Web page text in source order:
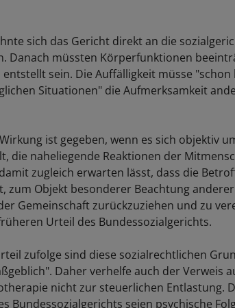
sich das Gericht direkt an die
Danach müssten Körperfunktionen
sein. Die Auffälligkeit müsse
Situationen" die Aufmerksamkeit
ist gegeben, wenn es sich objektiv
die naheliegende Reaktionen der
zugleich erwarten lässt, dass die
zum Objekt besonderer Beachtung
Gemeinschaft zurückzuziehen und zu
Urteil des Bundessozialgerichts.
zufolge sind diese sozialrechtlichen
Daher verhelfe auch der Verweis
nicht zur steuerlichen Entlastung.
Bundessozialgerichts seien psychische